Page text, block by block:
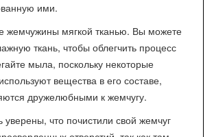
ими.
жемчужины мягкой тканью. Вы можете
ткань, чтобы облегчить процесс
мыла, поскольку некоторые
вещества в его составе,
дружелюбными к жемчугу.
что почистили свой жемчуг